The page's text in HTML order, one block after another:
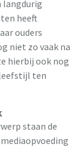
langdurig
heeft
ouders
niet zo vaak na
hierbij ook nog
ten
staan de